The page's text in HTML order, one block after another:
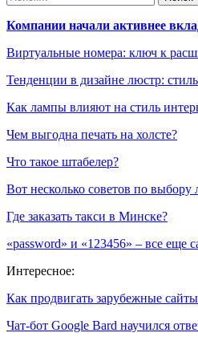
Компании начали активнее
Виртуальные номера: ключ к
Тенденции в дизайне люстр:
Как лампы влияют на стиль
Чем выгодна печать на холсте?
Что такое штабелер?
Вот несколько советов по выбору
Где заказать такси в Минске?
«password» и «123456» – все еще
Интересное:
Как продвигать зарубежные
Чат-бот Google Bard научился